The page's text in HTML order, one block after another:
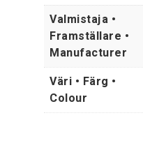
Valmistaja •
Framställare •
Manufacturer
Väri • Färg •
Colour